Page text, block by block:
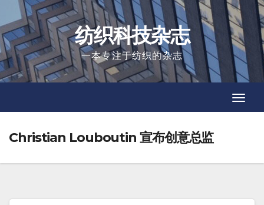
to
content
纺织科技杂志
一本专注于纺织的杂志
Christian Louboutin 宣布创意总监